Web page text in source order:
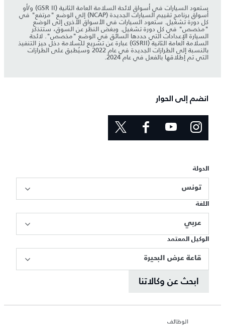
ستعود السيارات في أسواق لائحة السلامة العامة الثانية (GSR II) و/أو
أسواق برنامج تقييم السيارات الجديدة (NCAP) إلى الوضع "مرتفع" في
كل دورة تشغيل. ستعود السيارات في الأسواق الأخرى إلى الوضع
"مخصص" في كل دورة تشغيل. وبغض النظر عن السوق، ستتذكر
السيارة الإعدادات التي حددها السائق في الوضع "مخصص". لائحة
السلامة العامة الثانية (GSRII) عبارة عن تشريع للسلامة دخل حيز التنفيذ
بالنسبة إلى الطرازات الجديدة في عام 2022 وسيُطبق على الطرازات
التي تم إطلاقها بالفعل في عام 2024.
انضم إلى الحوار
الدولة
تونس
اللغة
عربي
الوكيل المعتمد
قاعة عرض البحيرة
ابحث عن وكالاتنا
الوظائف